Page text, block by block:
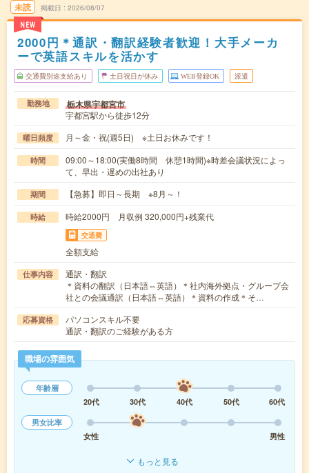
未読
NEW
掲載日 2026/08/07
2000円＊通訳・翻訳経験者歓迎！大手メーカ
ーで英語スキルを活かす
交通費別途支給あり 土日祝日が休み WEB登録OK 派遣
勤務地 栃木県宇都宮市
宇都宮駅から徒歩12分
曜日頻度 月～金・祝(週5日) ※土日お休みです！
時間
09:00～18:00(実働8時間 休憩1時間)※時差会議状況によっ
て、早出・遅めの出社あり
期間 【急募】即日～長期 ※8月～！
時給 時給2000円 月収例 320,000円+残業代
交通費
全額支給
仕事内容
通訳・翻訳
＊資料の翻訳（日本語⇔英語）＊社内海外拠点・グループ会
社との会議通訳（日本語⇔英語）＊資料の作成＊そ…
応募資格
パソコンスキル不要
通訳・翻訳のご経験がある方
職場の雰囲気
年齢層
20代
30代 40代 50代
60代
男女比率
女性
男性
もっと見る